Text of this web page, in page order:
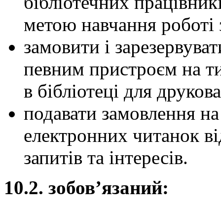
метою навчання
замовити і
певним пристроєм на
в бібліотеці для
подавати замовлення
електронних читанок
запитів та інтересів.
10.2. зобов’язаний: